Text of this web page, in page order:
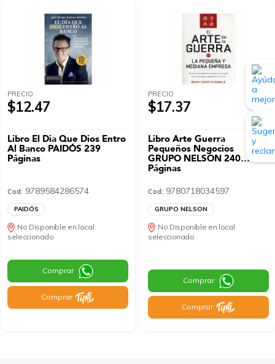
PRECIO
$12.47
Libro El Dia Que Dios Entro
Al Banco PAIDÓS 239
Páginas
Cod: 9789584286574
PAIDÓS
No Disponible en local
seleccionado
Comprar
Comprar
PRECIO
$17.37
Libro Arte Guerra
Pequeños Negocios
GRUPO NELSON 240
Páginas
Cod: 9780718034597
GRUPO NELSON
No Disponible en local
seleccionado
Comprar
Comprar